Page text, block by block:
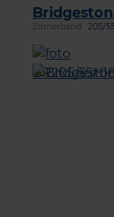
Zomerband 205/